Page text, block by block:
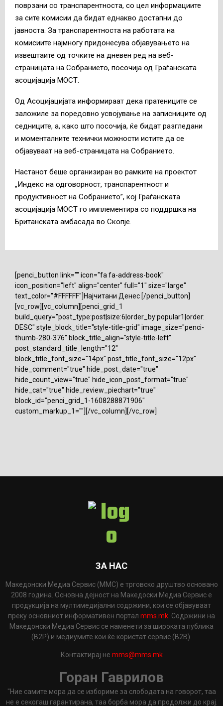
поврзани со транспарентноста, со цел информациите
за сите комисии да бидат еднакво достапни до
јавноста. За транспарентноста на работата на
комисиите најмногу придонесува објавувањето на
извештаите од точките на дневен ред на веб-
страницата на Собранието, посочија од Граѓанската
асоцијација МОСТ.
Од Асоцијацијата информираат дека пратениците се
заложиле за поредовно усвојување на записниците од
седниците, а, како што посочија, ќе бидат разгледани
и моменталните технички можности истите да се
објавуваат на веб-страницата на Собранието.
Настанот беше организиран во рамките на проектот
„Индекс на одговорност, транспарентност и
продуктивност на Собранието”, кој Граѓанската
асоцијација МОСТ го имплементира со поддршка на
Британската амбасада во Скопје.
[penci_button link="" icon="fa fa-address-book"
icon_position="left" align="center" full="1" size="large"
text_color="#FFFFFF"]Најчитани Денес [/penci_button]
[vc_row][vc_column][penci_grid_1
build_query="post_type:post|size:6|order_by:popular1|order:
DESC" style_block_title="style-title-grid" image_size="penci-
thumb-280-376" block_title_align="style-title-left"
post_standard_title_length="12"
block_title_font_size="14px" post_title_font_size="12px"
hide_comment="true" hide_post_date="true"
hide_count_view="true" hide_icon_post_format="true"
hide_cat="true" hide_review_piechart="true"
block_id="penci_grid_1-1608288871906"
custom_markup_1=""][/vc_column][/vc_row]
ЗА НАС
Македонски Медиа Сервис (ММС) е трговско друштво основано
2008 година. Основна дејност на Македоски Медиа Сервис е
продукција на мултимедијални содржини, кои се објавуваат
преку основниот информативен портал mms.mk . Содржини на
Македонски Медиа Сервис се наменети за широката публика
(B2P) и медиумите кои ќе користат сервис (B2B).
Контактирај не mms@mms.mk
Горан Гаврилов
"Ние самите мора да се избориме за слободата на говорот, таа
не е секогаш гарантирана, таа борба мора да продолжи до крај.